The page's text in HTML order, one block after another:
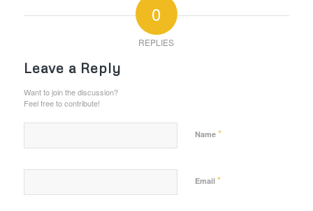
0
REPLIES
Leave a Reply
Want to join the discussion?
Feel free to contribute!
Name *
Email *